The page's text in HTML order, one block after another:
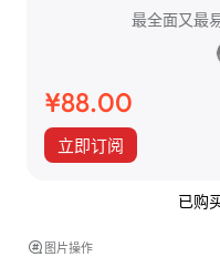
最全面又最
¥88.00
立即订阅
已购
图片操作